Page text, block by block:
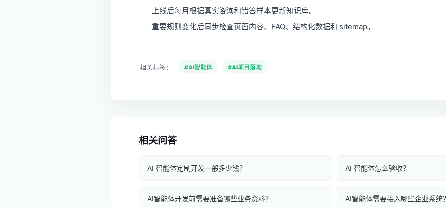
上线后每月根据真实咨询和错答样本更新知识库。
重要规则变化后同步检查页面内容、FAQ、结构化数据和 sitemap。
相关标签： #AI智能体 #AI项目落地
相关问答
AI 智能体定制开发一般多少钱？ AI 智能体怎么验收？
AI智能体开发前需要准备哪些业务资料？ AI智能体需要接入哪些企业系统